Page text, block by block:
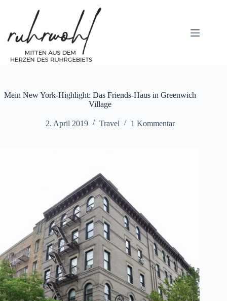
Mein New York-Highlight: Das Friends-Haus in Greenwich
Village
2. April 2019 Travel 1 Kommentar